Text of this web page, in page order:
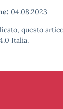
04.08.2023
questo
Italia.